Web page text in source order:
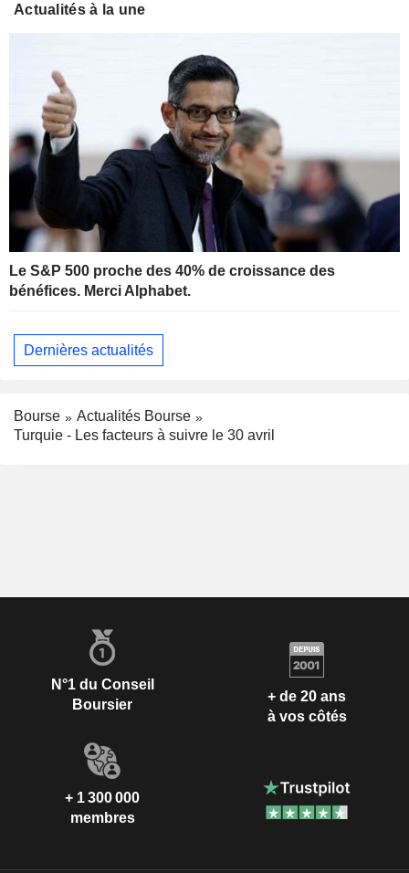
Actualités à la une
Le S&P 500 proche des 40% de croissance des
bénéfices. Merci Alphabet.
Dernières actualités
Bourse
Actualités Bourse
Turquie - Les facteurs à suivre le 30 avril
N°1 du Conseil
Boursier
+ de 20 ans
à vos côtés
+ 1 300 000
membres